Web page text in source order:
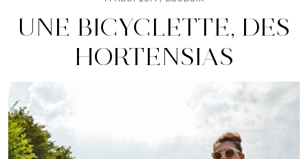
UNE BICYCLETTE, DES
HORTENSIAS